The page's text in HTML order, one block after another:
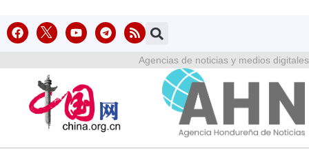
Agencias de noticias y medios digitales